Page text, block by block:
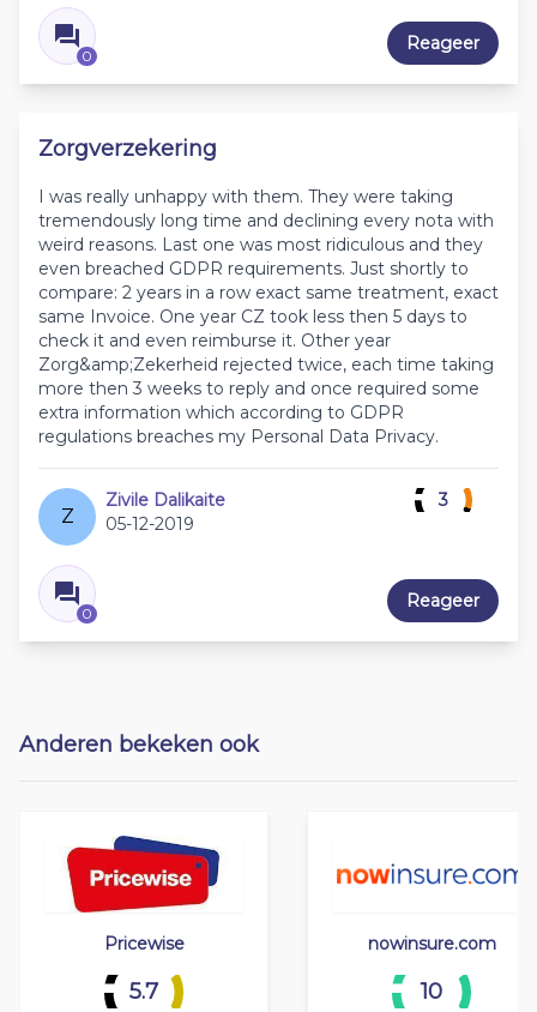
0
Reageer
Zorgverzekering
I was really unhappy with them. They were taking
tremendously long time and declining every nota with
weird reasons. Last one was most ridiculous and they
even breached GDPR requirements. Just shortly to
compare: 2 years in a row exact same treatment, exact
same Invoice. One year CZ took less then 5 days to
check it and even reimburse it. Other year
Zorg&amp;Zekerheid rejected twice, each time taking
more then 3 weeks to reply and once required some
extra information which according to GDPR
regulations breaches my Personal Data Privacy.
Z
Zivile Dalikaite
05-12-2019
0
3
Reageer
Anderen bekeken ook
Pricewise
5.7
nowinsure.com
10